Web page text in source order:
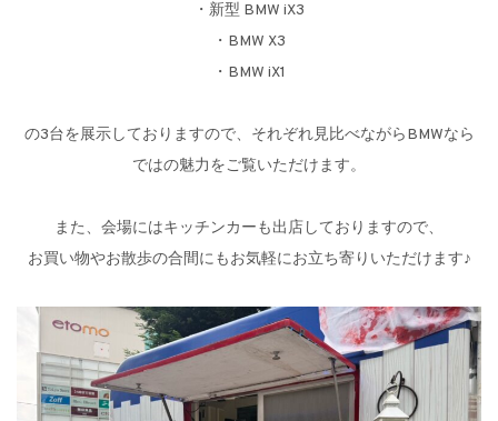
・新型 BMW iX3
・BMW X3
・BMW iX1
の3台を展示しておりますので、それぞれ見比べながらBMWなら
ではの魅力をご覧いただけます。
また、会場にはキッチンカーも出店しておりますので、
お買い物やお散歩の合間にもお気軽にお立ち寄りいただけます♪